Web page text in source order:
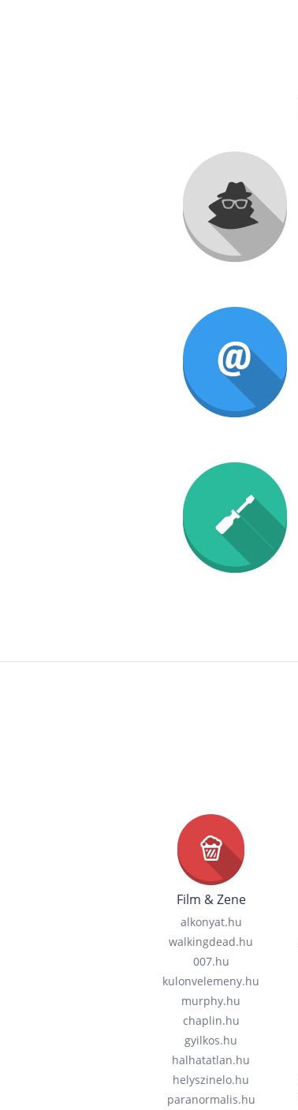
Film & Zene
alkonyat.hu
walkingdead.hu
007.hu
kulonvelemeny.hu
murphy.hu
chaplin.hu
gyilkos.hu
halhatatlan.hu
helyszinelo.hu
paranormalis.hu